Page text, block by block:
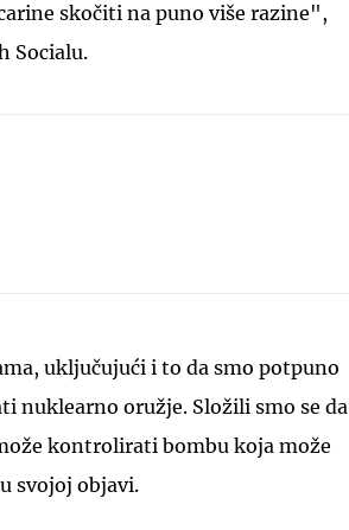
skočiti na puno više razine",
Socialu.
uključujući i to da smo potpuno
nuklearno oružje. Složili smo se da
kontrolirati bombu koja može
u svojoj objavi.